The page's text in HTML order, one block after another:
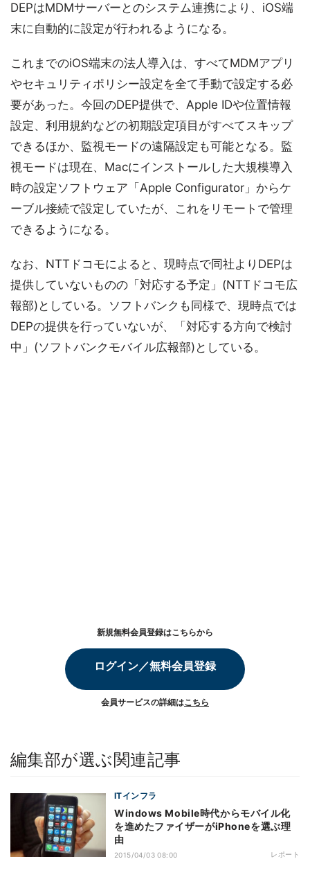
DEPはMDMサーバーとのシステム連携により、iOS端
末に自動的に設定が行われるようになる。
これまでのiOS端末の法人導入は、すべてMDMアプリ
やセキュリティポリシー設定を全て手動で設定する必
要があった。今回のDEP提供で、Apple IDや位置情報
設定、利用規約などの初期設定項目がすべてスキップ
できるほか、監視モードの遠隔設定も可能となる。監
視モードは現在、Macにインストールした大規模導入
時の設定ソフトウェア「Apple Configurator」からケ
ーブル接続で設定していたが、これをリモートで管理
できるようになる。
なお、NTTドコモによると、現時点で同社よりDEPは
提供していないものの「対応する予定」(NTTドコモ広
報部)としている。ソフトバンクも同様で、現時点では
DEPの提供を行っていないが、「対応する方向で検討
中」(ソフトバンクモバイル広報部)としている。
新規無料会員登録はこちらから
ログイン／無料会員登録
会員サービスの詳細はこちら
編集部が選ぶ関連記事
ITインフラ
Windows Mobile時代からモバイル化
を進めたファイザーがiPhoneを選ぶ理
由
2015/04/03 08:00 レポート